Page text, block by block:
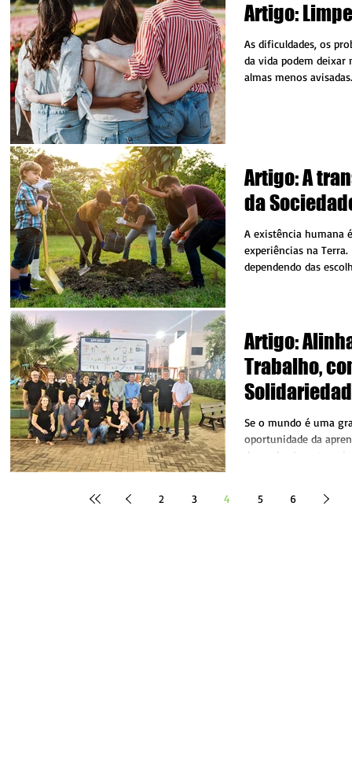
Artigo:
As dificuldades, os
da vida podem deixar
almas menos
Artigo: A
da
A existência humana
experiências na
dependendo das
Artigo:
Trabalho,
Gratidão
Se o mundo é uma
oportunidade da
do conhecimento e
2
3 4 5 6